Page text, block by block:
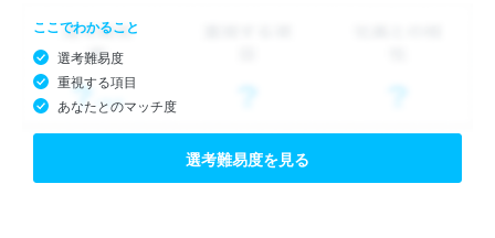
ここでわかること
選考難易度
重視する項目
あなたとのマッチ度
選考難易度を見る